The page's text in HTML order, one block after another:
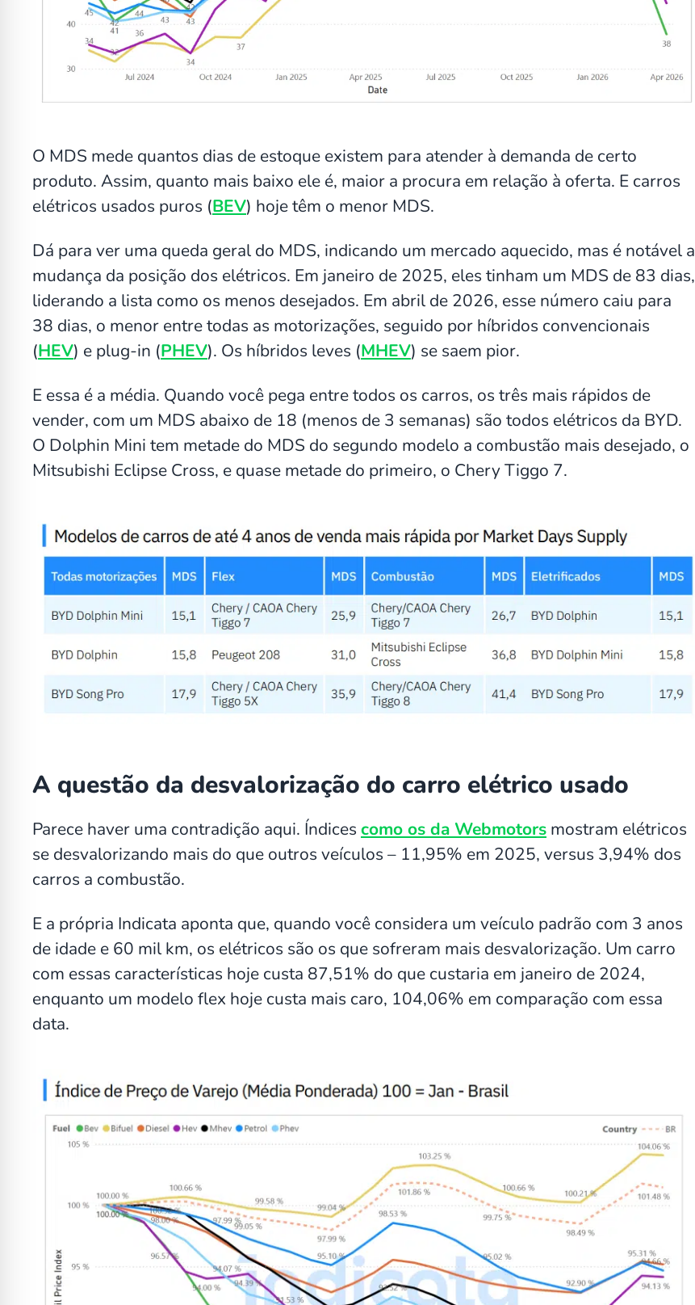
O MDS mede quantos dias de estoque existem para atender à demanda de certo
produto. Assim, quanto mais baixo ele é, maior a procura em relação à oferta. E carros
elétricos usados puros (BEV) hoje têm o menor MDS.
Dá para ver uma queda geral do MDS, indicando um mercado aquecido, mas é notável a
mudança da posição dos elétricos. Em janeiro de 2025, eles tinham um MDS de 83 dias,
liderando a lista como os menos desejados. Em abril de 2026, esse número caiu para
38 dias, o menor entre todas as motorizações, seguido por híbridos convencionais
(HEV) e plug-in (PHEV). Os híbridos leves (MHEV) se saem pior.
E essa é a média. Quando você pega entre todos os carros, os três mais rápidos de
vender, com um MDS abaixo de 18 (menos de 3 semanas) são todos elétricos da BYD.
O Dolphin Mini tem metade do MDS do segundo modelo a combustão mais desejado, o
Mitsubishi Eclipse Cross, e quase metade do primeiro, o Chery Tiggo 7.
A questão da desvalorização do carro elétrico usado
Parece haver uma contradição aqui. Índices como os da Webmotors mostram elétricos
se desvalorizando mais do que outros veículos – 11,95% em 2025, versus 3,94% dos
carros a combustão.
E a própria Indicata aponta que, quando você considera um veículo padrão com 3 anos
de idade e 60 mil km, os elétricos são os que sofreram mais desvalorização. Um carro
com essas características hoje custa 87,51% do que custaria em janeiro de 2024,
enquanto um modelo flex hoje custa mais caro, 104,06% em comparação com essa
data.